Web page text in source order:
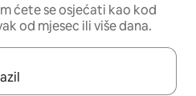
ćete se osjećati kao kod
od mjesec ili više dana.
moći ćete ih pregledati